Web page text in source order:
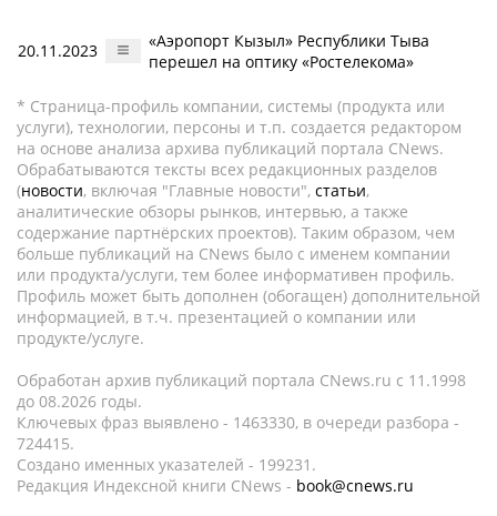
20.11.2023
«Аэропорт Кызыл» Республики Тыва
перешел на оптику «Ростелекома»
* Страница-профиль компании, системы (продукта или
услуги), технологии, персоны и т.п. создается редактором
на основе анализа архива публикаций портала CNews.
Обрабатываются тексты всех редакционных разделов
(новости, включая "Главные новости", статьи,
аналитические обзоры рынков, интервью, а также
содержание партнёрских проектов). Таким образом, чем
больше публикаций на CNews было с именем компании
или продукта/услуги, тем более информативен профиль.
Профиль может быть дополнен (обогащен) дополнительной
информацией, в т.ч. презентацией о компании или
продукте/услуге.
Обработан архив публикаций портала CNews.ru c 11.1998
до 08.2026 годы.
Ключевых фраз выявлено - 1463330, в очереди разбора -
724415.
Создано именных указателей - 199231.
Редакция Индексной книги CNews - book@cnews.ru